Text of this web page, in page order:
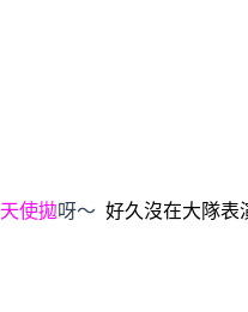
天使拋呀～ 好久沒在大隊表